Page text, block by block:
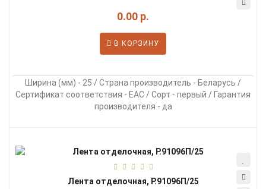
0.00 р.
В КОРЗИНУ
Ширина (мм) - 25 / Страна производитель - Беларусь /
Сертификат соответствия - EAC / Сорт - первый / Гарантия
производителя - да
Лента отделочная, Р.91096П/25